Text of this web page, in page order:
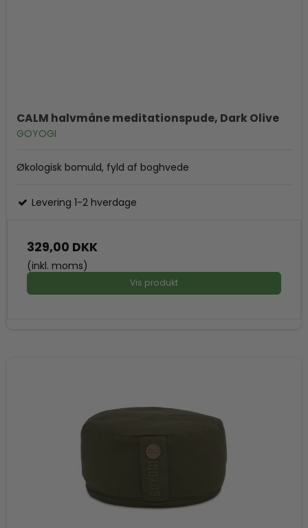
CALM halvmåne meditationspude, Dark Olive
GOYOGI
Økologisk bomuld, fyld af boghvede
Levering 1-2 hverdage
329,00 DKK
(inkl. moms)
Vis produkt